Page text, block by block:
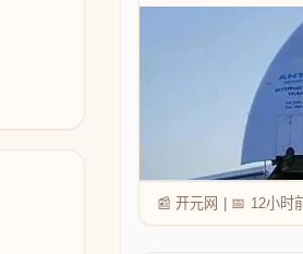
📰 开元网 📅 12小时